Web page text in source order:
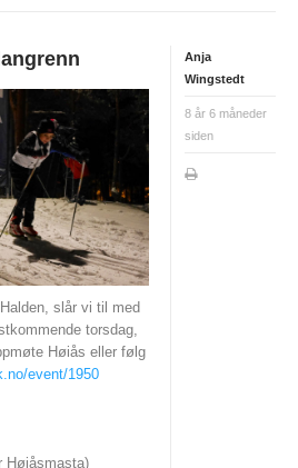
trakassering og overgrep i
slår vi til med
torsdag,
Høiås eller følg
event/1950
Høiåsmasta)
Anja
Wingstedt
8 år 6 måneder
siden